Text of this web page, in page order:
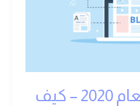
الدليل الشامل لعام 2020 – كيف